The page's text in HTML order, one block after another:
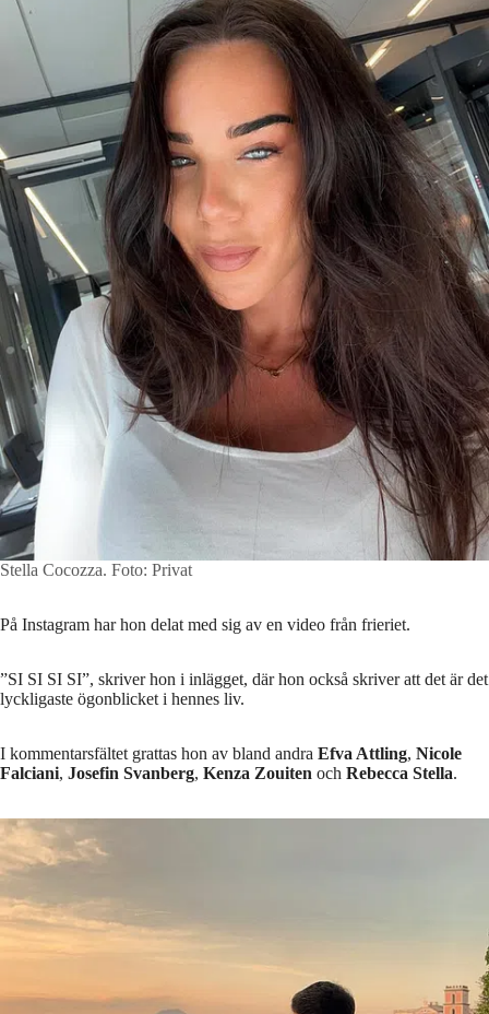
Stella Cocozza. Foto: Privat
På Instagram har hon delat med sig av en video från frieriet.
”SI SI SI SI”, skriver hon i inlägget, där hon också skriver att det är det
lyckligaste ögonblicket i hennes liv.
I kommentarsfältet grattas hon av bland andra Efva Attling, Nicole
Falciani, Josefin Svanberg, Kenza Zouiten och Rebecca Stella.